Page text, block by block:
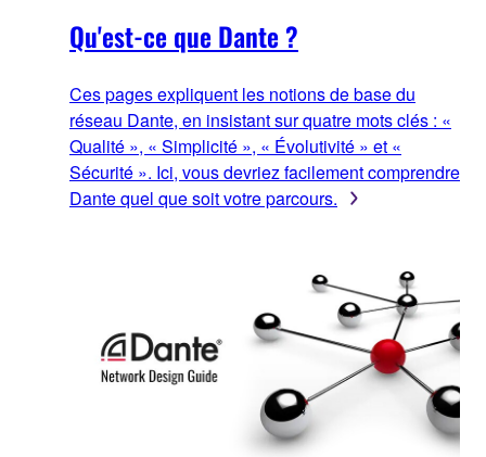
Qu'est-ce que Dante ?
Ces pages expliquent les notions de base du
réseau Dante, en insistant sur quatre mots clés : «
Qualité », « Simplicité », « Évolutivité » et «
Sécurité ». Ici, vous devriez facilement comprendre
Dante quel que soit votre parcours.